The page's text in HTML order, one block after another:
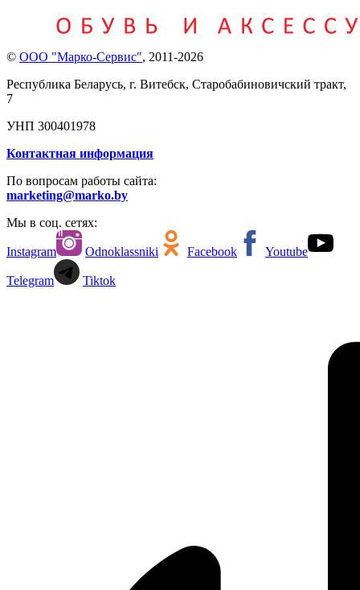
© ООО "Марко-Сервис", 2011-2026
Республика Беларусь, г. Витебск, Старобабиновичский тракт,
7
УНП 300401978
Контактная информация
По вопросам работы сайта:
marketing@marko.by
Мы в соц. сетях:
Instagram Odnoklassniki Facebook Youtube
Telegram Tiktok